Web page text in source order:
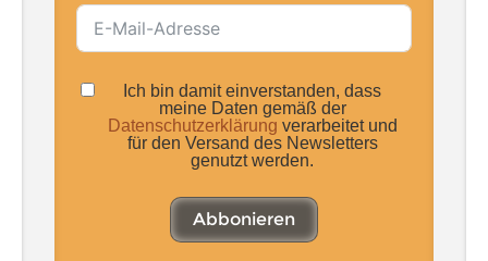
Ich bin damit einverstanden, dass
meine Daten gemäß der
Datenschutzerklärung verarbeitet und
für den Versand des Newsletters
genutzt werden.
Abbonieren